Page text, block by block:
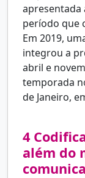
apresentada
período que
Em 2019,
integrou a
abril e
temporada
de Janeiro,
4
além do